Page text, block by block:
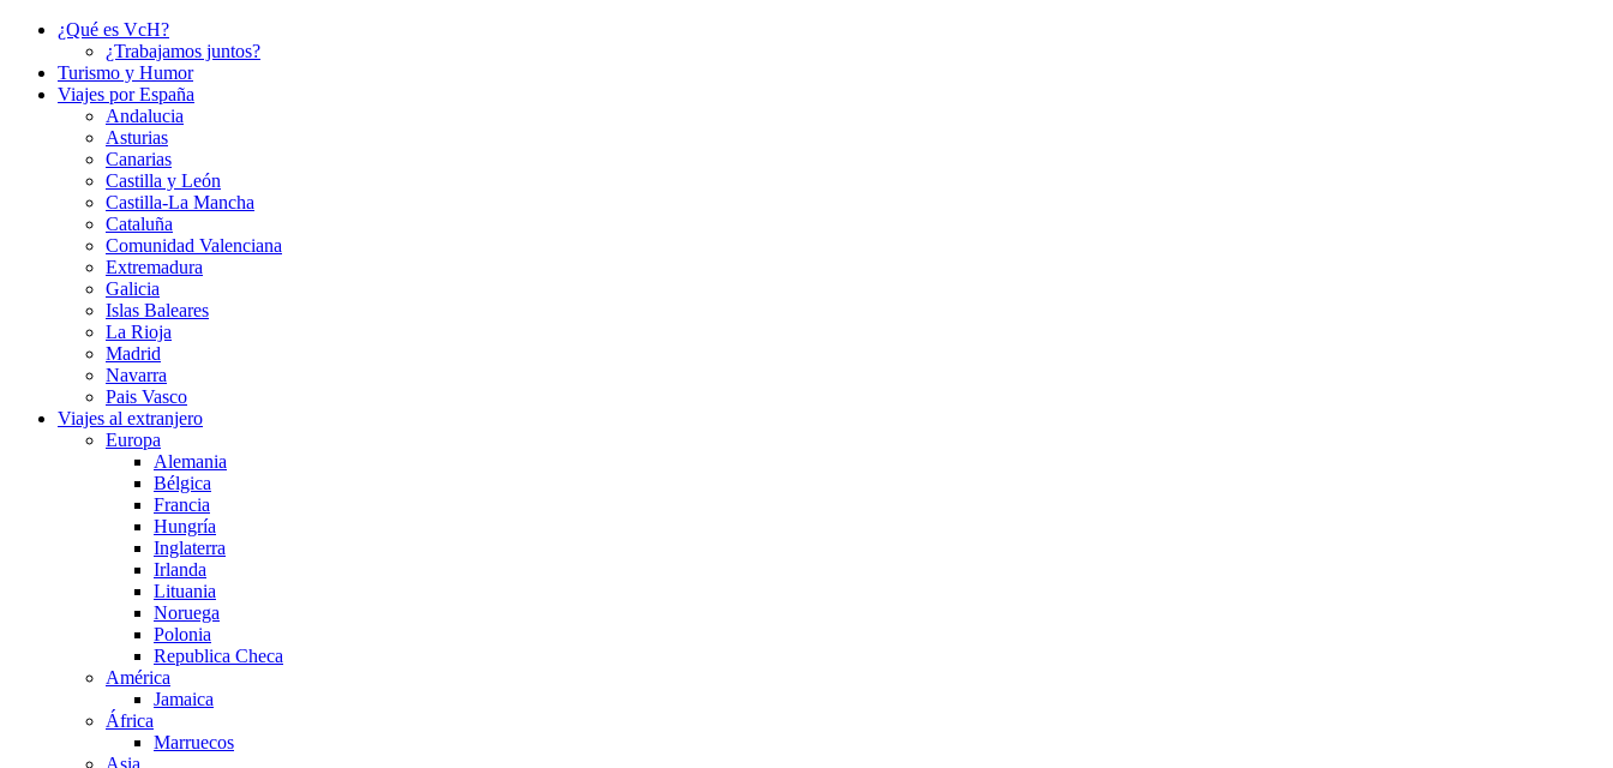
¿Qué es VcH?
¿Trabajamos juntos?
Turismo y Humor
Viajes por España
Andalucia
Asturias
Canarias
Castilla y León
Castilla-La Mancha
Cataluña
Comunidad Valenciana
Extremadura
Galicia
Islas Baleares
La Rioja
Madrid
Navarra
Pais Vasco
Viajes al extranjero
Europa
Alemania
Bélgica
Francia
Hungría
Inglaterra
Irlanda
Lituania
Noruega
Polonia
Republica Checa
América
Jamaica
África
Marruecos
Asia